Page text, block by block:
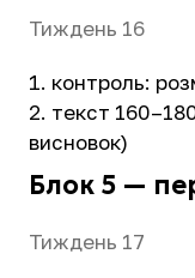
Тиждень 16
контроль:
текст
висновок)
Блок 5 —
Тиждень 17